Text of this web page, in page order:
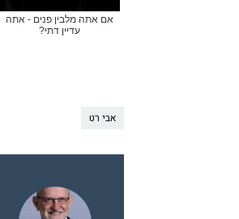
אם אתה מלבין פנים - אתה
עדיין דתי?
אבי רט